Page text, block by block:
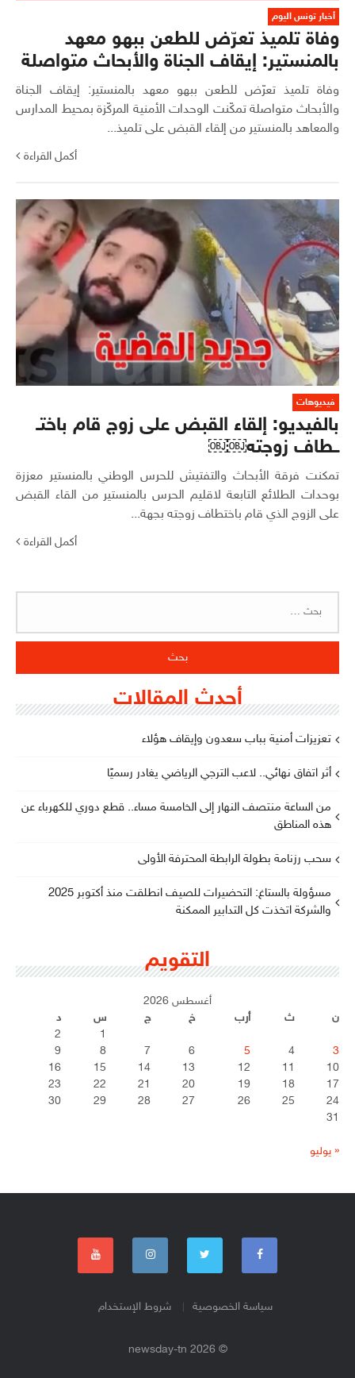
أخبار تونس اليوم
وفاة تلميذ تعرّض للطعن ببهو معهد
بالمنستير: إيقاف الجناة والأبحاث متواصلة
وفاة تلميذ تعرّض للطعن ببهو معهد بالمنستير: إيقاف الجناة
والأبحاث متواصلة تمكّنت الوحدات الأمنية المركّزة بمحيط المدارس
والمعاهد بالمنستير من إلقاء القبض على تلميذ...
أكمل القراءة
فيديوهات
بالفيديو: إلقاء القبض على زوج قام باختـ
ــطاف زوجته￼￼
تمكنت فرقة الأبحاث والتفتيش للحرس الوطني بالمنستير معززة
بوحدات الطلائع التابعة لاقليم الحرس بالمنستير من القاء القبض
على الزوج الذي قام باختطاف زوجته بجهة...
أكمل القراءة
أحدث المقالات
تعزيزات أمنية بباب سعدون وإيقاف هؤلاء
أثر اتفاق نهائي.. لاعب الترجي الرياضي يغادر رسميًا
من الساعة منتصف النهار إلى الخامسة مساء.. قطع دوري للكهرباء عن
هذه المناطق
سحب رزنامة بطولة الرابطة المحترفة الأولى
مسؤولة بالستاغ: التحضيرات للصيف انطلقت منذ أكتوبر 2025
والشركة اتخذت كل التدابير الممكنة
التقويم
أغسطس 2026
ن
ث أرب خ ج س
د
1
2
3
4
5
6
7
8
9
10
11
12
13
14
15
16
17
18
19
20
21
22
23
24
25
26
27
28
29
30
31
« يوليو
سياسة الخصوصية شروط الإستخدام
© 2026 newsday-tn